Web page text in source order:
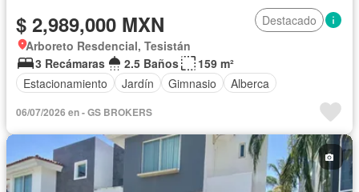
$ 2,989,000 MXN
Destacado
Arboreto Resdencial, Tesistán
3 Recámaras
2.5 Baños
159 m²
Estacionamiento
Jardín Gimnasio Alberca
06/07/2026 en - GS BROKERS